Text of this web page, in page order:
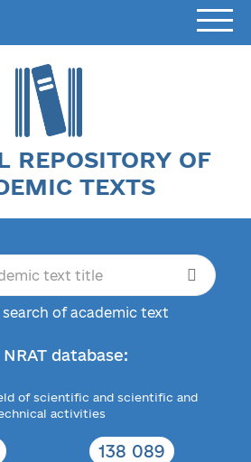
REPOSITORY OF
TEXTS
of academic text
database:
of scientific and scientific and
activities
138 089